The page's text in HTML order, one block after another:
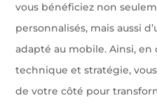
vous bénéficiez non
personnalisés, mais aussi
adapté au mobile. Ainsi,
technique et stratégie,
de votre côté pour